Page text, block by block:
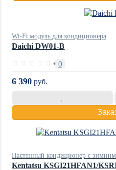
Wi-Fi модуль для кондиционера
Daichi DW01-B
0
6 390 руб.
Настенный кондиционер с
Kentatsu KSGI21HFAN1/